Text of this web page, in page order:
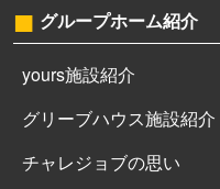
グループホーム紹介
yours施設紹介
グリーブハウス施設紹介
チャレジョブの思い